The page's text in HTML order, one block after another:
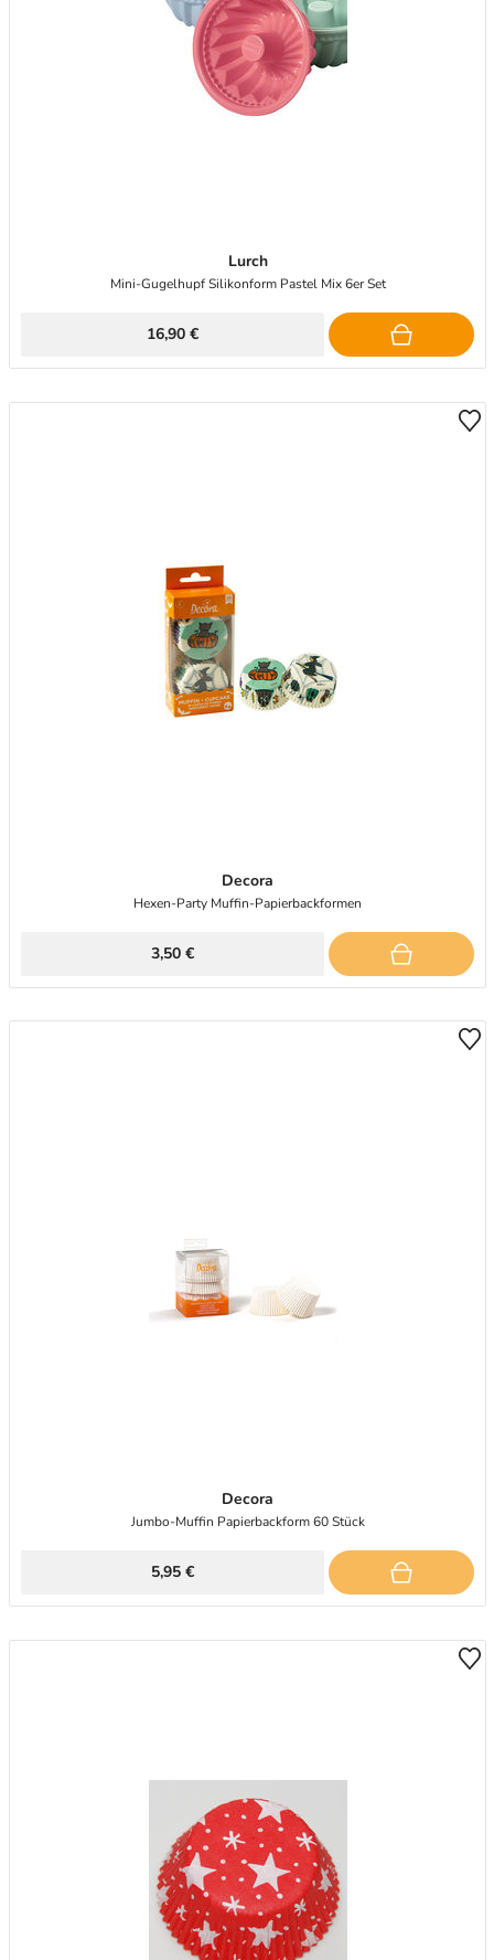
Lurch
Mini-Gugelhupf Silikonform Pastel Mix 6er Set
16,90 €
Decora
Hexen-Party Muffin-Papierbackformen
3,50 €
Decora
Jumbo-Muffin Papierbackform 60 Stück
5,95 €